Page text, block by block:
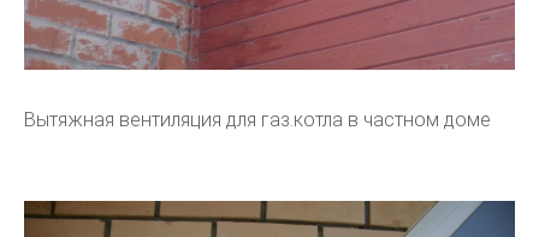
Вытяжная вентиляция для газ.котла в частном доме